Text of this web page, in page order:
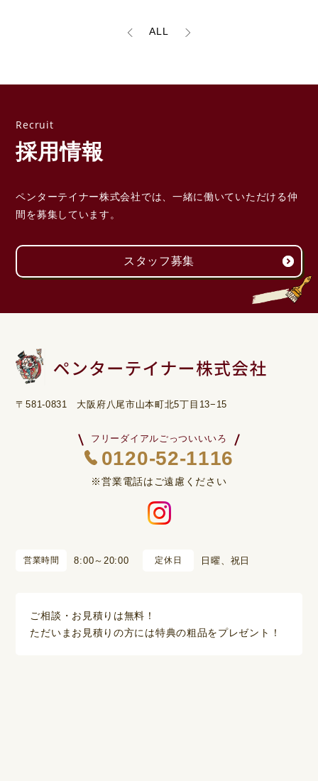
ALL
採用情報
ペンターテイナー株式会社では、一緒に働いていただける仲
間を募集しています。
スタッフ募集
〒581-0831 大阪府八尾市山本町北5丁目13−15
フリーダイアルごっついいいろ
0120-52-1116
※営業電話はご遠慮ください
営業時間 8:00～20:00 定休日 日曜、祝日
ご相談・お見積りは無料！
ただいまお見積りの方には特典の粗品をプレゼント！